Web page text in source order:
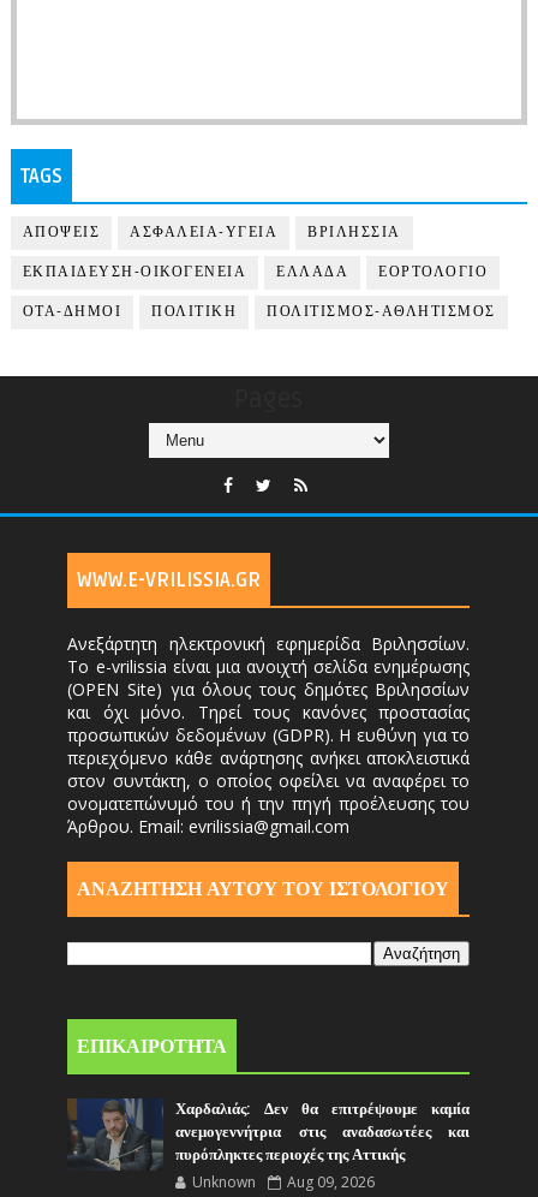
TAGS
ΑΠΟΨΕΙΣ ΑΣΦΑΛΕΙΑ-ΥΓΕΙΑ ΒΡΙΛΗΣΣΙΑ
ΕΚΠΑΙΔΕΥΣΗ-ΟΙΚΟΓΕΝΕΙΑ ΕΛΛΑΔΑ ΕΟΡΤΟΛΟΓΙΟ
ΟΤΑ-ΔΗΜΟΙ ΠΟΛΙΤΙΚΗ ΠΟΛΙΤΙΣΜΟΣ-ΑΘΛΗΤΙΣΜΟΣ
WWW.E-VRILISSIA.GR
Ανεξάρτητη ηλεκτρονική εφημερίδα Βριλησσίων.
Το e-vrilissia είναι μια ανοιχτή σελίδα ενημέρωσης
(OPEN Site) για όλους τους δημότες Βριλησσίων
και όχι μόνο. Τηρεί τους κανόνες προστασίας
προσωπικών δεδομένων (GDPR). Η ευθύνη για το
περιεχόμενο κάθε ανάρτησης ανήκει αποκλειστικά
στον συντάκτη, ο οποίος οφείλει να αναφέρει το
ονοματεπώνυμό του ή την πηγή προέλευσης του
Άρθρου. Email: evrilissia@gmail.com
ΑΝΑΖΗΤΗΣΗ ΑΥΤΟΎ ΤΟΥ ΙΣΤΟΛΟΓΙΟΥ
ΕΠΙΚΑΙΡΟΤΗΤΑ
Χαρδαλιάς: Δεν θα επιτρέψουμε καμία
ανεμογεννήτρια στις αναδασωτέες και
πυρόπληκτες περιοχές της Αττικής
Unknown Aug 09, 2026